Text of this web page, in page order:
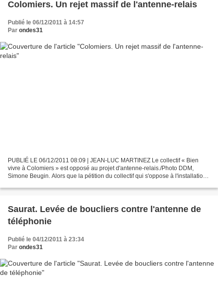
Colomiers. Un rejet massif de l'antenne-relais
Publié le 06/12/2011 à 14:57
Par ondes31
PUBLIÉ LE 06/12/2011 08:09 | JEAN-LUC MARTINEZ Le collectif « Bien
vivre à Colomiers » est opposé au projet d'antenne-relais./Photo DDM,
Simone Beugin. Alors que la pétition du collectif qui s'oppose à l'installation
Saurat. Levée de boucliers contre l'antenne de
téléphonie
Publié le 04/12/2011 à 23:34
Par ondes31